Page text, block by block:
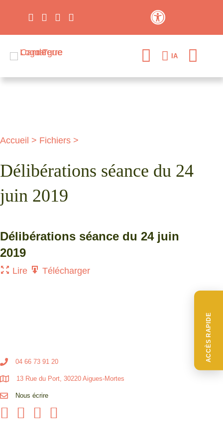
ACCÈS RAPIDE
IA
Accueil > Fichiers >
Délibérations séance du 24
juin 2019
Délibérations séance du 24 juin
2019
Lire Télécharger
04 66 73 91 20
13 Rue du Port, 30220 Aigues-Mortes
Nous écrire